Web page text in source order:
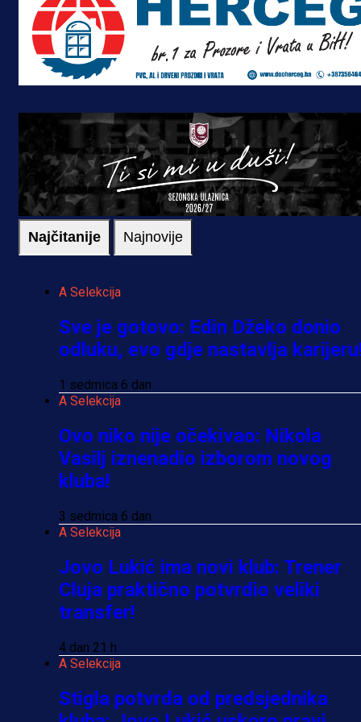
Najčitanije Najnovije
A Selekcija
Sve je gotovo: Edin Džeko donio
odluku, evo gdje nastavlja
1 sedmica 6 dan
A Selekcija
Ovo niko nije očekivao: Nikola
Vasilj iznenadio izborom novog
kluba!
3 sedmica 6 dan
A Selekcija
Jovo Lukić ima novi klub: Trener
Cluja praktično potvrdio veliki
transfer!
4 dan 21 h
A Selekcija
Stigla potvrda od predsjednika